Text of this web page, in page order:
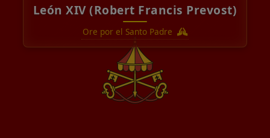
León XIV (Robert Francis Prevost)
Ore por el Santo Padre